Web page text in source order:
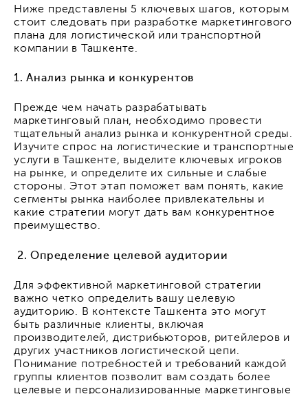
Ниже представлены 5 ключевых шагов, которым
стоит следовать при разработке маркетингового
плана для логистической или транспортной
компании в Ташкенте.
1. Анализ рынка и конкурентов
Прежде чем начать разрабатывать
маркетинговый план, необходимо провести
тщательный анализ рынка и конкурентной среды.
Изучите спрос на логистические и транспортные
услуги в Ташкенте, выделите ключевых игроков
на рынке, и определите их сильные и слабые
стороны. Этот этап поможет вам понять, какие
сегменты рынка наиболее привлекательны и
какие стратегии могут дать вам конкурентное
преимущество.
2. Определение целевой аудитории
Для эффективной маркетинговой стратегии
важно четко определить вашу целевую
аудиторию. В контексте Ташкента это могут
быть различные клиенты, включая
производителей, дистрибьюторов, ритейлеров и
других участников логистической цепи.
Понимание потребностей и требований каждой
группы клиентов позволит вам создать более
целевые и персонализированные маркетинговые